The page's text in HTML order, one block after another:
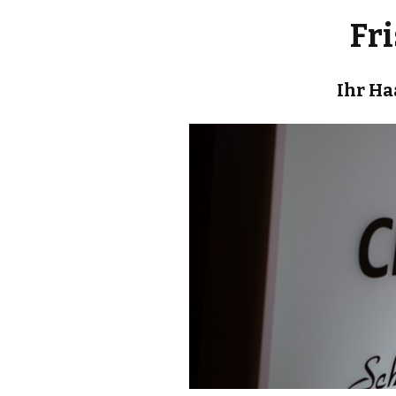
Festliche
Ihr